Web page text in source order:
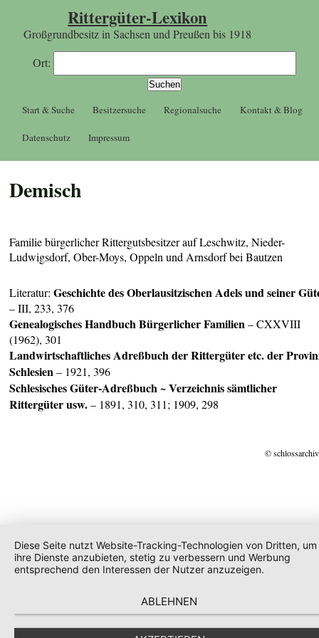
Rittergüter-Lexikon
Großgrundbesitz in Sachsen und Preußen bis 1918
Ort:
Start & Suche Besitzersuche Regionalsuche Kontakt & Blog
Datenschutz Impressum
Demisch
Familie bürgerlicher Rittergutsbesitzer auf Leschwitz, Nieder-
Ludwigsdorf, Ober-Moys, Oppeln und Arnsdorf bei Bautzen
Literatur:Geschichte des Oberlausitzischen Adels und seiner
– III, 233, 376
Genealogisches Handbuch Bürgerlicher Familien– CXXVIII
(1962), 301
Landwirtschaftliches Adreßbuch der Rittergüter etc. der
Schlesien– 1921, 396
Schlesisches Güter-Adreßbuch~ Verzeichnis sämtlicher
Rittergüter usw.– 1891, 310, 311; 1909, 298
©
Diese Seite nutzt Website-Tracking-Technologien von Dritten, um
ihre Dienste anzubieten, stetig zu verbessern und Werbung
entsprechend den Interessen der Nutzer anzuzeigen.
ABLEHNEN